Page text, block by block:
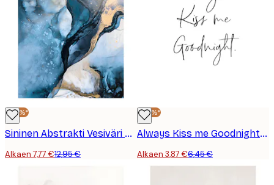
-40%*
Sininen Abstrakti Vesiväri No 1 Juliste
Alkaen 7,77 €12,95 €
-40%*
Always Kiss me Goodnight Juliste
Alkaen 3,87 €6,45 €